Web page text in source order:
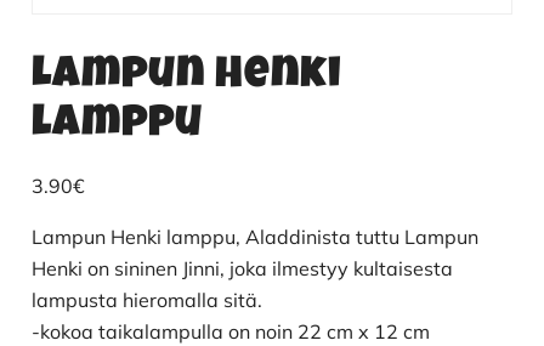
Lampun Henki
lamppu
3.90€
Lampun Henki lamppu, Aladdinista tuttu Lampun
Henki on sininen Jinni, joka ilmestyy kultaisesta
lampusta hieromalla sitä.
-kokoa taikalampulla on noin 22 cm x 12 cm